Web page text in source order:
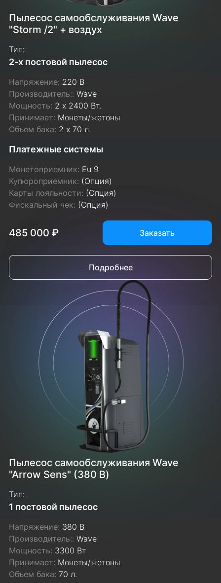
Пылесос самообслуживания Wave
"Storm /2" + воздух
Тип:
2-х постовой пылесос
Напряжение: 220 В
Производитель::Wave
Мощность: 2 х 2400 Вт.
Принимает: Монеты/жетоны
Объем бака: 2 х 70 л.
Платежные системы
Монетоприемник: Eu 9
Купюроприемник: (Опция)
Карты лояльности: (Опция)
Фискальный чек: (Опция)
485 000 ₽ Заказать
Подробнее
Пылесос самообслуживания Wave
"Arrow Sens" (380 В)
Тип:
1 постовой пылесос
Напряжение: 380 В
Производитель::Wave
Мощность: 3300 Вт
Принимает: Монеты/жетоны
Объем бака: 70 л.